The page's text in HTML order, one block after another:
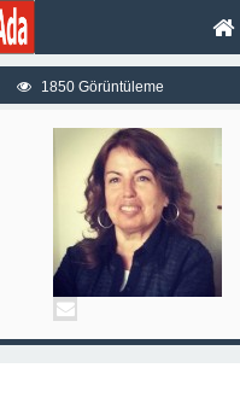
1850 Görüntüleme